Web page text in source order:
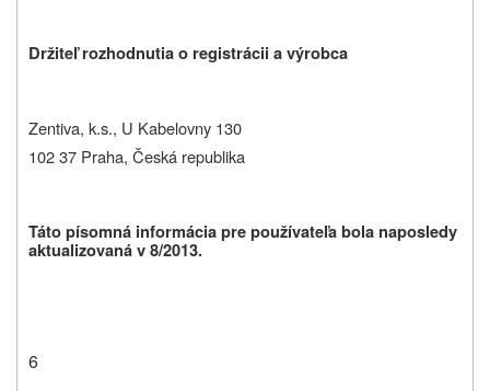
Držiteľ rozhodnutia o registrácii a výrobca
Zentiva, k.s., U Kabelovny 130
102 37 Praha, Česká republika
Táto písomná informácia pre používateľa bola naposledy
aktualizovaná v 8/2013.
6